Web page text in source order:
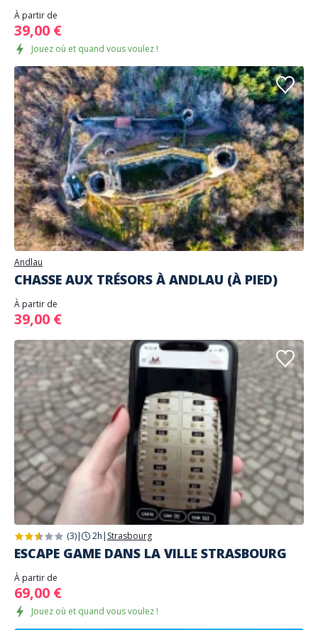
À partir de
39,00 €
Jouez où et quand vous voulez !
Andlau
CHASSE AUX TRÉSORS À ANDLAU (À PIED)
À partir de
39,00 €
(3)| 2h | Strasbourg
ESCAPE GAME DANS LA VILLE STRASBOURG
À partir de
69,00 €
Jouez où et quand vous voulez !